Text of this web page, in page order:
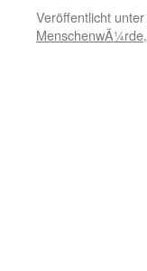
Veröffentlicht unter
MenschenwÃ¼rde,